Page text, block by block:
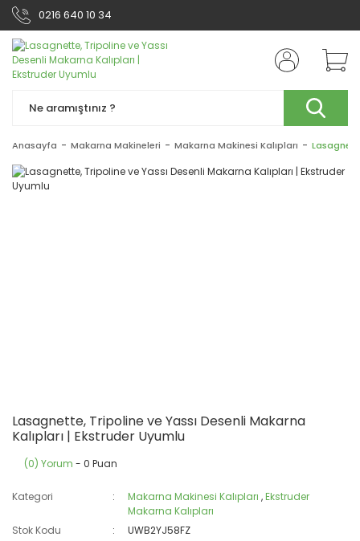
0216 640 10 34
Anasayfa Makarna Makineleri Makarna Makinesi Kalıpları
Lasagnette, Tripoline ve Yassı Desenli Makarna
Kalıpları | Ekstruder Uyumlu
(0) Yorum - 0 Puan
Kategori Makarna Makinesi Kalıpları ,Ekstruder
Makarna Kalıpları
Stok Kodu
UWB2YJ58FZ